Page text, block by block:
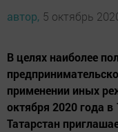
автор, 5 октябрь
В целях наиболее
применении иных
октября 2020 года
Татарстан